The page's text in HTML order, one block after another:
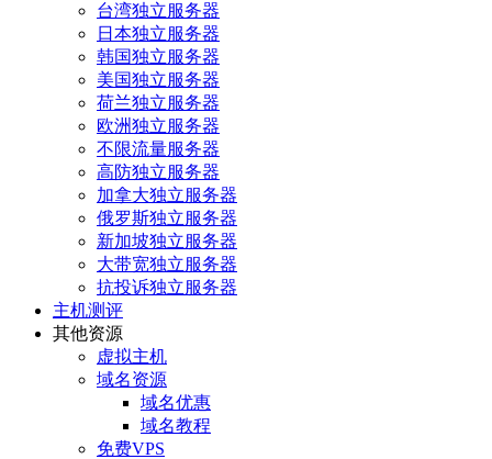
台湾独立服务器
日本独立服务器
韩国独立服务器
美国独立服务器
荷兰独立服务器
欧洲独立服务器
不限流量服务器
高防独立服务器
加拿大独立服务器
俄罗斯独立服务器
新加坡独立服务器
大带宽独立服务器
抗投诉独立服务器
主机测评
其他资源
虚拟主机
域名资源
域名优惠
域名教程
免费VPS